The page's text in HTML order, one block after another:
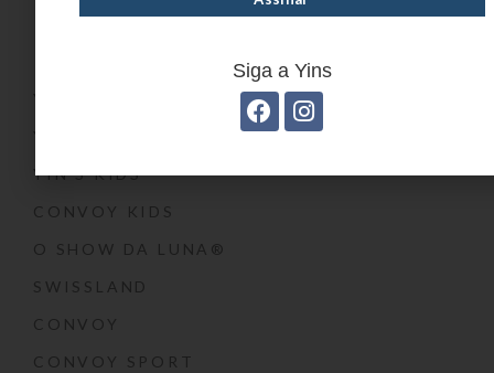
YIN’S KIDS
CONVOY KIDS
O SHOW DA LUNA®
SWISSLAND
CONVOY
CONVOY SPORT
Siga a Yins